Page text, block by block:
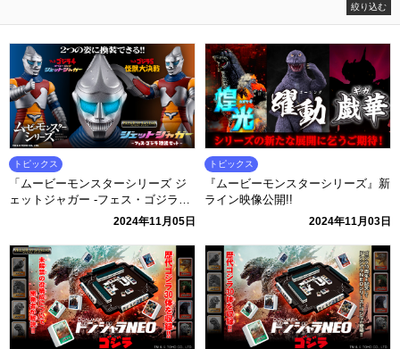
絞り込む
トピックス
「ムービーモンスターシリーズ ジ
ェットジャガー -フェス・ゴジラ特
装セット-」本日予約開始！2024年11月05日
トピックス
『ムービーモンスターシリーズ』新
ライン映像公開!!
2024年11月03日